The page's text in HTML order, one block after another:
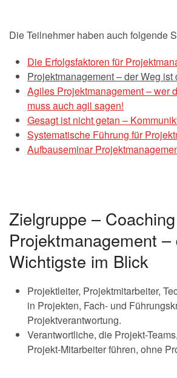
Die Teilnehmer haben auch folgende
Die Erfolgsfaktoren für
Projektmanagement – der Weg ist
Agiles Projektmanagement – wer
muss auch agil sagen!
Gesagt ist nicht getan –
Systematische Führung für
Aufbauseminar
Zielgruppe – Coaching
Projektmanagement –
Wichtigste im Blick
Projektleiter, Projektmitarbeiter,
in Projekten, Fach- und
Projektverantwortung.
Verantwortliche, die Projekt-
Projekt-Mitarbeiter führen, ohne